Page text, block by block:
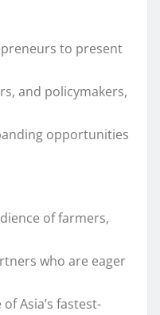
to present
and policymakers,
opportunities
of farmers,
who are eager
Asia’s fastest-